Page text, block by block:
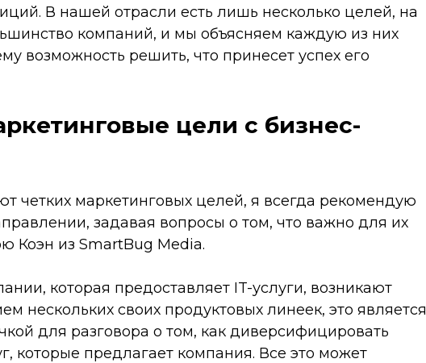
В нашей отрасли есть лишь несколько целей, на
компаний, и мы объясняем каждую из них
возможность решить, что принесет успех его
цели с бизнес-
четких маркетинговых целей, я всегда рекомендую
задавая вопросы о том, что важно для их
Коэн из SmartBug Media.
которая предоставляет IT-услуги, возникают
нескольких своих продуктовых линеек, это является
для разговора о том, как диверсифицировать
которые предлагает компания. Все это может